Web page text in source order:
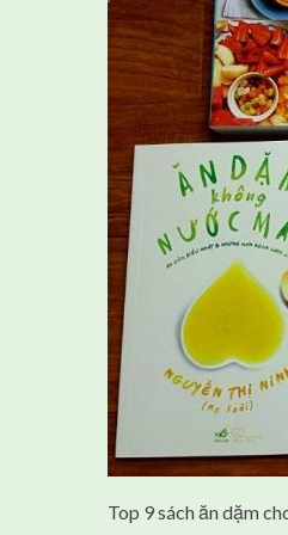
Top 9 sách ăn dặm